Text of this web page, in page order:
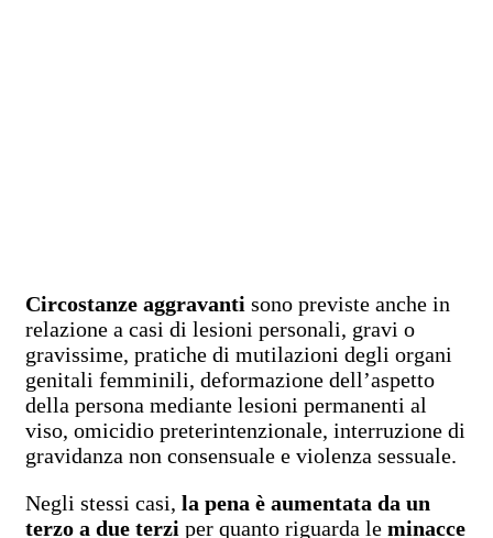
Circostanze aggravanti sono previste anche in
relazione a casi di lesioni personali, gravi o
gravissime, pratiche di mutilazioni degli organi
genitali femminili, deformazione dell’aspetto
della persona mediante lesioni permanenti al
viso, omicidio preterintenzionale, interruzione di
gravidanza non consensuale e violenza sessuale.
Negli stessi casi, la pena è aumentata da un
terzo a due terzi per quanto riguarda le minacce